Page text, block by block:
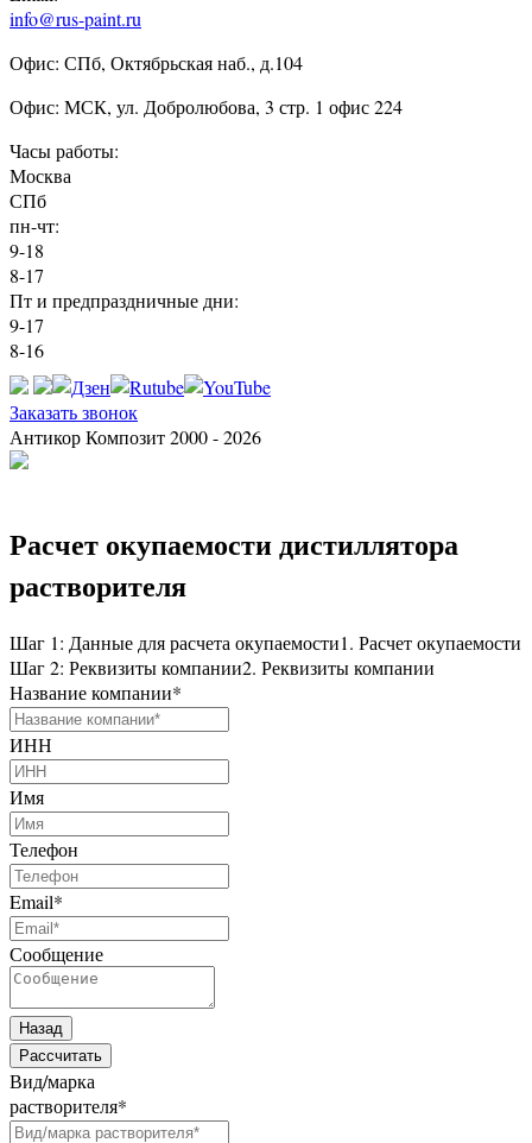
info@rus-paint.ru
Офис: СПб, Октябрьская наб., д.104
Офис: МСК, ул. Добролюбова, 3 стр. 1 офис 224
Часы работы:
Москва
СПб
пн-чт:
9-18
8-17
Пт и предпраздничные дни:
9-17
8-16
Заказать звонок
Антикор Композит 2000 - 2026
Расчет окупаемости дистиллятора
растворителя
Шаг 1: Данные для расчета окупаемости1. Расчет окупаемости
Шаг 2: Реквизиты компании2. Реквизиты компании
Название компании*
ИНН
Имя
Телефон
Email*
Сообщение
Назад
Рассчитать
Вид/марка
растворителя*